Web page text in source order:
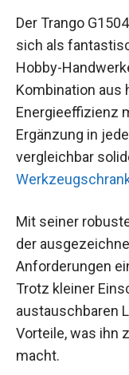
Der Trango
sich als
Hobby-
Kombination aus
Energieeffizienz
Ergänzung in
vergleichbar
Mit seiner
der
Anforderungen
Trotz kleiner
austauschbaren
Vorteile, was ihn
macht.